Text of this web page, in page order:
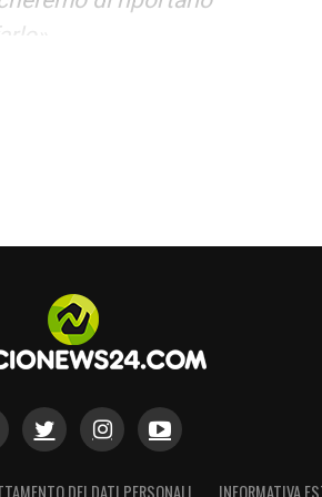
DEI DATI PERSONALI INFORMATIVA